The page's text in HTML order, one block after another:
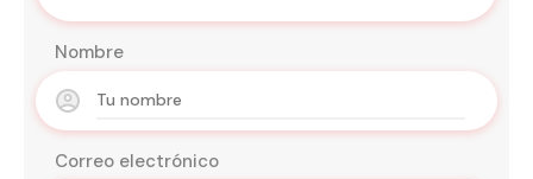
Nombre
Correo electrónico